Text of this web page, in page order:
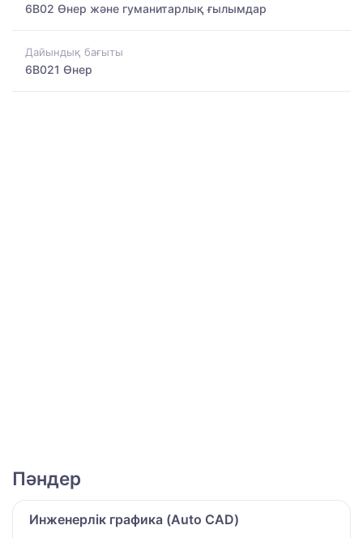
6B02 Өнер және гуманитарлық ғылымдар
Дайындық бағыты
6B021 Өнер
Пәндер
Инженерлік графика (Auto CAD)